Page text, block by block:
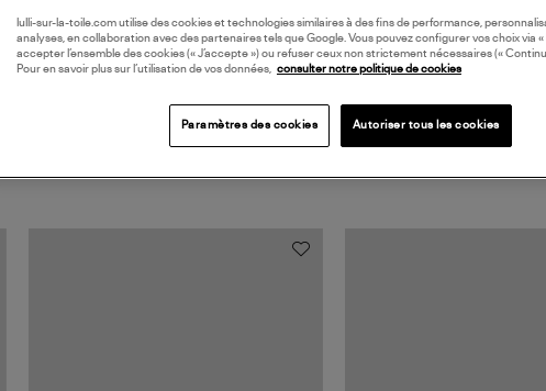
lulli-sur-la-toile.com utilise des cookies et technologies similaires à des fins de performance,
analyses, en collaboration avec des partenaires tels que Google. Vous pouvez configurer vos choix via
accepter l’ensemble des cookies (« J’accepte ») ou refuser ceux non strictement nécessaires («
Pour en savoir plus sur l’utilisation de vos données, consulter notre politique de cookies
Paramètres des cookies Autoriser tous les cookies